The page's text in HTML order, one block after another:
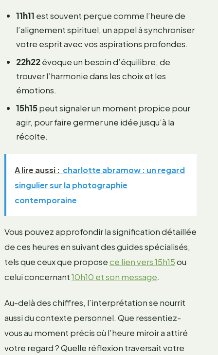
11h11 est souvent perçue comme l’heure de
l’alignement spirituel, un appel à synchroniser
votre esprit avec vos aspirations profondes.
22h22évoque un besoin d’équilibre, de
trouver l’harmonie dans les choix et les
émotions.
15h15peut signaler un moment propice pour
agir, pour faire germer une idée jusqu’à la
récolte.
A lire aussi : charlotte abramow : un regard
singulier sur la photographie
contemporaine
Vous pouvez approfondir la signification détaillée
de ces heures en suivant des guides spécialisés,
tels que ceux que proposece lien vers 15h15ou
celui concernant10h10 et son message.
Au-delà des chiffres, l’interprétation se nourrit
aussi du contexte personnel. Que ressentiez-
vous au moment précis où l’heure miroir a attiré
votre regard ? Quelle réflexion traversait votre